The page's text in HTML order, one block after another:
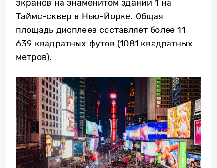
экранов на знаменитом здании 1 на
Таймс-сквер в Нью-Йорке. Общая
площадь дисплеев составляет более 11
639 квадратных футов (1081 квадратных
метров).